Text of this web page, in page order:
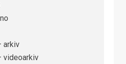
arkiv
videoarkiv